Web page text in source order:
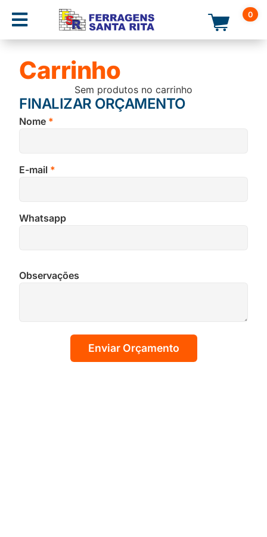
0
Carrinho
Sem produtos no carrinho
FINALIZAR ORÇAMENTO
Nome *
E-mail *
Whatsapp
Observações
Enviar Orçamento